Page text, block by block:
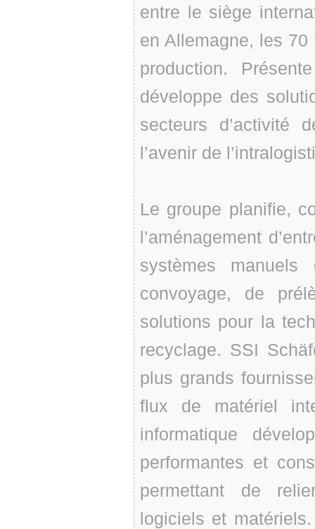
entre le siège
en Allemagne, les
production.
développe des
secteurs d’activité
l’avenir de
Le groupe planifie,
l’aménagement
systèmes
convoyage, de
solutions pour la
recyclage. SSI
plus grands
flux de matériel
informatique
performantes et
permettant de
logiciels et